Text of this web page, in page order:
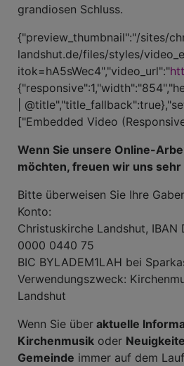
grandiosen Schluss.
{"preview_thumbnail":"/sites/
landshut.de/files/styles/
itok=hA5sWec4","video_url":"
|
["Embedded Video
Wenn Sie unsere Online-
möchten, freuen wir uns sehr
Bitte überweisen Sie Ihre
Konto:
Christuskirche Landshut, IBAN
0000 0440 75
BIC BYLADEM1LAH bei
Verwendungszweck:
Landshut
Wenn Sie über aktuelle
Kirchenmusik oder
Gemeinde immer auf dem